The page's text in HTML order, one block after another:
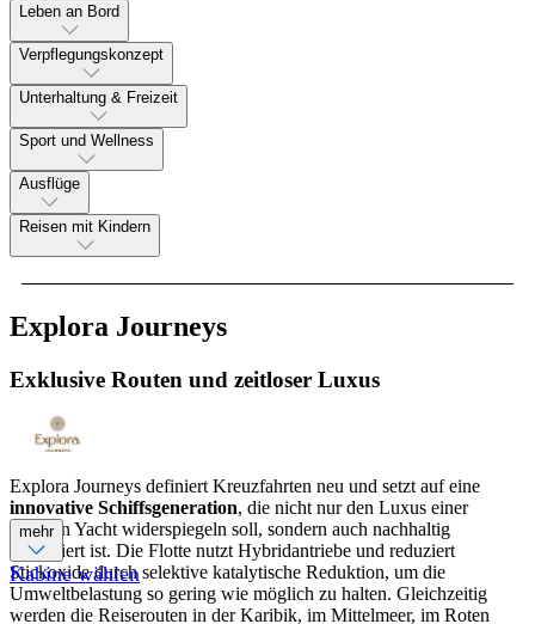
Leben an Bord
Verpflegungskonzept
Unterhaltung & Freizeit
Sport und Wellness
Ausflüge
Reisen mit Kindern
Explora Journeys
Exklusive Routen und zeitloser Luxus
Explora Journeys definiert Kreuzfahrten neu und setzt auf eine
innovative Schiffsgeneration, die nicht nur den Luxus einer
privaten Yacht widerspiegeln soll, sondern auch nachhaltig
konzipiert ist. Die Flotte nutzt Hybridantriebe und reduziert
Stickoxide durch selektive katalytische Reduktion, um die
Umweltbelastung so gering wie möglich zu halten. Gleichzeitig
werden die Reiserouten in der Karibik, im Mittelmeer, im Roten
mehr
Kabine wählen